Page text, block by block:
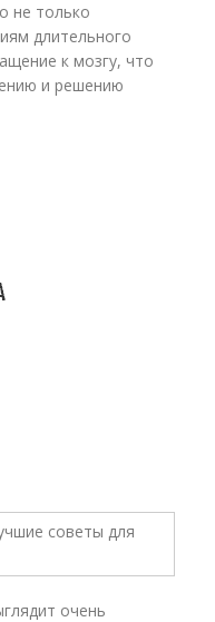
не только
длительного
к мозгу, что
и решению
очень